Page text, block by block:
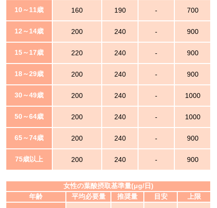
10～11歳 160 190 - 700
12～14歳 200 240 - 900
15～17歳 220 240 - 900
18～29歳 200 240 - 900
30～49歳 200 240 - 1000
50～64歳 200 240 - 1000
65～74歳 200 240 - 900
75歳以上 200 240 - 900
女性の葉酸摂取基準量(μg/日)
年齢
平均必要量 推奨量 目安 上限